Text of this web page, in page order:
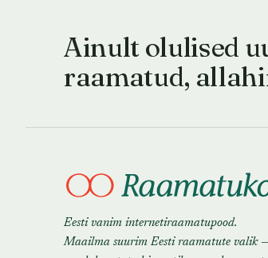
Ainult olulised
raamatud,
Eesti vanim internetiraamatupood.
Maailma suurim Eesti raamatute valik —